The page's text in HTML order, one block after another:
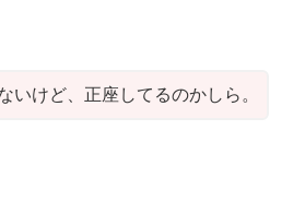
いけど、正座してるのかしら。